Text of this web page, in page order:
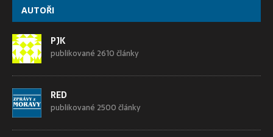
AUTOŘI
PJK
publikované 2610 články
RED
publikované 2500 články